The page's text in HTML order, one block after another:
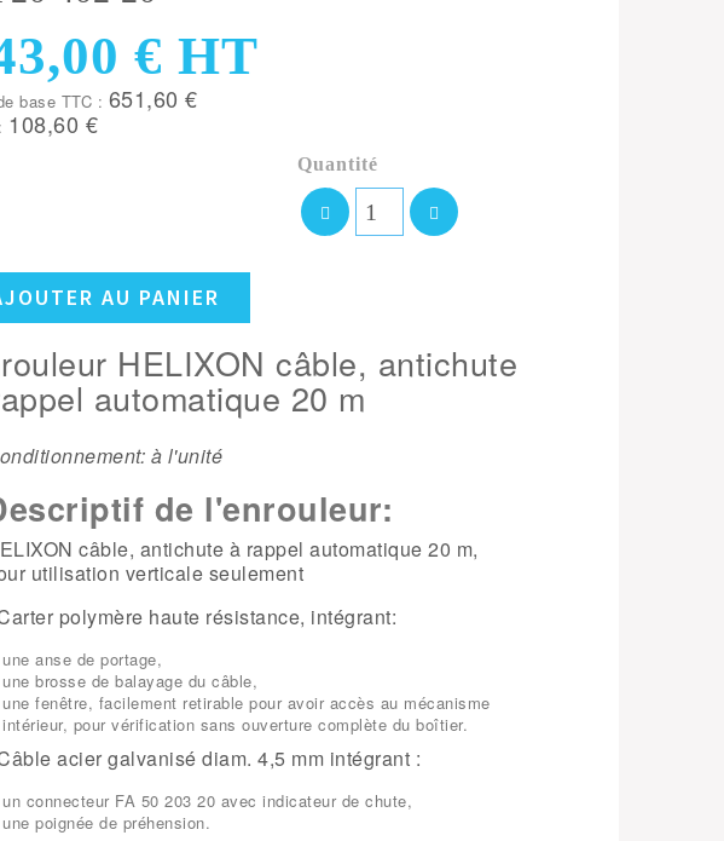
€ HT
base TTC : 651,60 €
108,60 €
Quantité
AU PANIER
HELIXON câble, antichute
automatique 20 m
à l'unité
de l'enrouleur:
câble, antichute à rappel automatique 20 m,
utilisation verticale seulement
polymère haute résistance, intégrant:
une anse de portage,
une brosse de balayage du câble,
une fenêtre, facilement retirable pour avoir accès au mécanisme
intérieur, pour vérification sans ouverture complète du boîtier.
acier galvanisé diam. 4,5 mm intégrant :
un connecteur FA 50 203 20 avec indicateur de chute,
une poignée de préhension.